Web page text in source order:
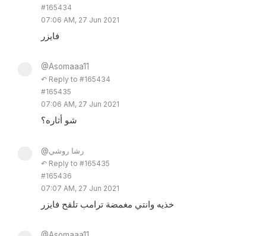
#165434
07:06 AM, 27 Jun 2021
فايزر
@Asomaaa11
↶ Reply to #165434
#165435
07:06 AM, 27 Jun 2021
شو أثاره؟
@رشا روشي
↶ Reply to #165435
#165436
07:07 AM, 27 Jun 2021
خذيه وانتي مغمضة ترامب تلقح فايزر